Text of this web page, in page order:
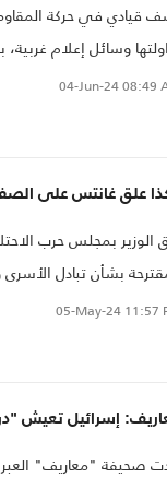
قيادي في حركة المقاومة
وسائل إعلام
04-Jun-2408:49
علق غانتس على
الوزير بمجلس حرب
بشأن تبادل
05-May-24 11:57
إسرائيل تعيش
صحيفة "معاريف"